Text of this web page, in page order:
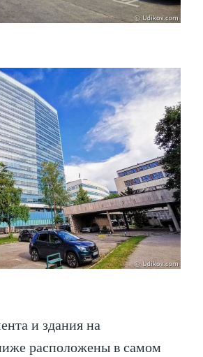
и здания на
расположены в самом